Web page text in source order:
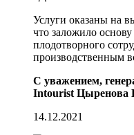
Услуги оказаны на
что заложило
плодотворного
производственным
С уважением,
Intourist Цыренова
14.12.2021